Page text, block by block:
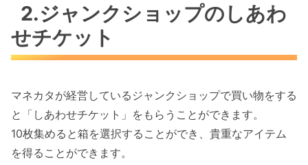
2.ジャンクショップのしあわ
せチケット
マネカタが経営しているジャンクショップで買い物をする
と「しあわせチケット」をもらうことができます。
10枚集めると箱を選択することができ、貴重なアイテム
を得ることができます。